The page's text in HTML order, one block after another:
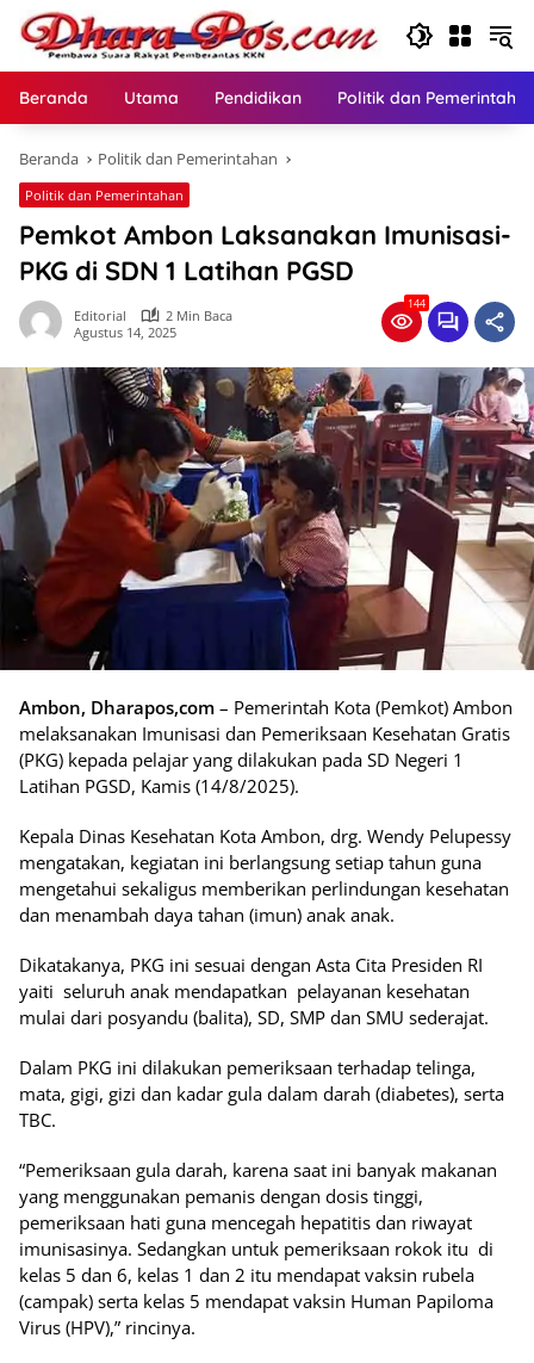
Langsung
konten
Beranda Utama Pendidikan Politik dan
Beranda Politik dan Pemerintahan
Politik dan Pemerintahan
Pemkot Ambon Laksanakan Imunisasi-
PKG di SDN 1 Latihan PGSD
Editorial
2 Min Baca
Agustus 14, 2025
144
Ambon, Dharapos,com – Pemerintah Kota (Pemkot) Ambon
melaksanakan Imunisasi dan Pemeriksaan Kesehatan Gratis
(PKG) kepada pelajar yang dilakukan pada SD Negeri 1
Latihan PGSD, Kamis (14/8/2025).
Kepala Dinas Kesehatan Kota Ambon, drg. Wendy Pelupessy
mengatakan, kegiatan ini berlangsung setiap tahun guna
mengetahui sekaligus memberikan perlindungan kesehatan
dan menambah daya tahan (imun) anak anak.
Dikatakanya, PKG ini sesuai dengan Asta Cita Presiden RI
yaiti seluruh anak mendapatkan pelayanan kesehatan
mulai dari posyandu (balita), SD, SMP dan SMU sederajat.
Dalam PKG ini dilakukan pemeriksaan terhadap telinga,
mata, gigi, gizi dan kadar gula dalam darah (diabetes), serta
TBC.
“Pemeriksaan gula darah, karena saat ini banyak makanan
yang menggunakan pemanis dengan dosis tinggi,
pemeriksaan hati guna mencegah hepatitis dan riwayat
imunisasinya. Sedangkan untuk pemeriksaan rokok itu di
kelas 5 dan 6, kelas 1 dan 2 itu mendapat vaksin rubela
(campak) serta kelas 5 mendapat vaksin Human Papiloma
Virus (HPV),” rincinya.